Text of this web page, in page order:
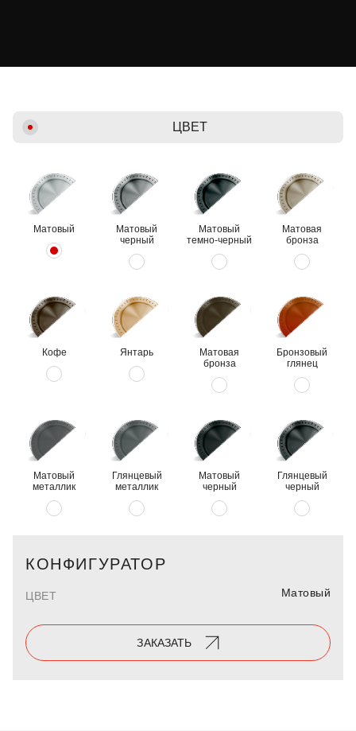
ЦВЕТ
Матовый
Матовый
черный
Матовый
темно-черный
Матовая
бронза
Кофе Янтарь
Матовая
бронза
Бронзовый
глянец
Матовый
металлик
Глянцевый
металлик
Матовый
черный
Глянцевый
черный
КОНФИГУРАТОР
ЦВЕТ Матовый
ЗАКАЗАТЬ